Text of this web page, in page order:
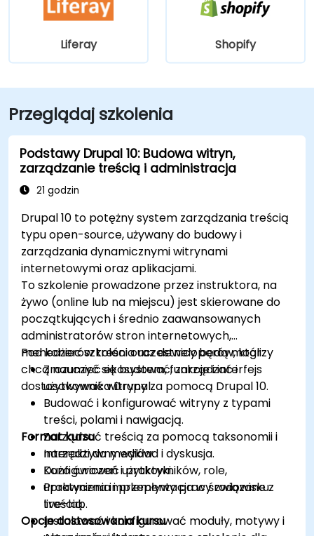
Liferay Shopify
Przeglądaj szkolenia
Podstawy Drupal 10: Budowa witryn,
zarządzanie treścią i administracja
21 godzin
Drupal 10 to potężny system zarządzania treścią
typu open-source, używany do budowy i
zarządzania dynamicznymi witrynami
internetowymi oraz aplikacjami.
To szkolenie prowadzone przez instruktora, na
żywo (online lub na miejscu) jest skierowane do
początkujących i średnio zaawansowanych
administratorów stron internetowych,
menedżerów treści oraz deweloperów, którzy
chcą nauczyć się budować, zarządzać i
dostosowywać witryny za pomocą Drupal 10.
Pod koniec szkolenia uczestnicy będą mogli:
Zrozumieć ekosystem, funkcje i interfejs
użytkownika Drupal.
Budować i konfigurować witryny z typami
treści, polami i nawigacją.
Zarządzać treścią za pomocą taksonomii i
narzędzi do mediów.
Konfigurować użytkowników, role,
uprawnienia i przepływy pracy związane z
treścią.
Instalować i konfigurować moduły, motywy i
Format kursu
Interaktywny wykład i dyskusja.
Dużo ćwiczeń i praktyki.
Praktyczna implementacja w środowisku
live-lab.
Opcje dostosowania kursu